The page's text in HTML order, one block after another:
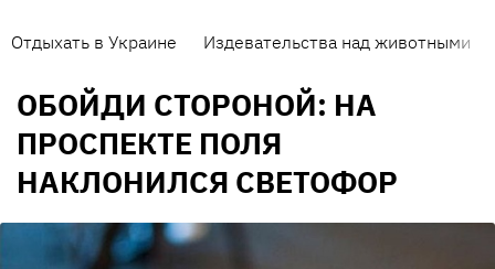
Отдыхать в Украине Издевательства над животными
ОБОЙДИ СТОРОНОЙ: НА
ПРОСПЕКТЕ ПОЛЯ
НАКЛОНИЛСЯ СВЕТОФОР